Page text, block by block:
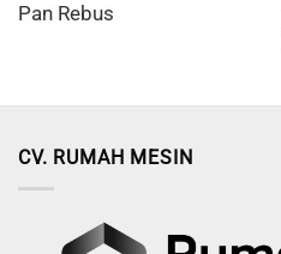
Pan Rebus
CV. RUMAH MESIN